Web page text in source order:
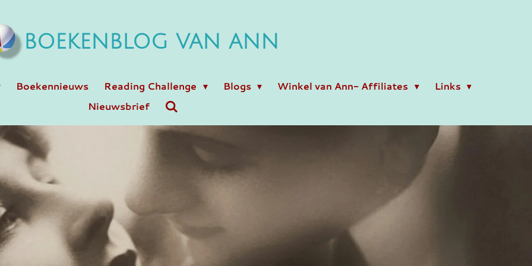
BOEKENBLOG VAN ANN
Boekennieuws Reading Challenge Blogs Winkel van Ann- Affiliates
Links
Nieuwsbrief